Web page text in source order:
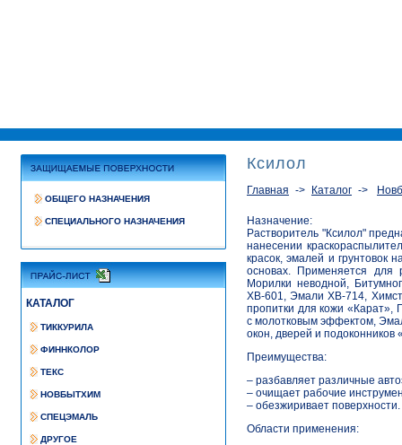
ОБЩЕГО НАЗНАЧЕНИЯ
СПЕЦИАЛЬНОГО НАЗНАЧЕНИЯ
КАТАЛОГ
ТИККУРИЛА
ФИННКОЛОР
ТЕКС
НОВБЫТХИМ
СПЕЦЭМАЛЬ
ДРУГОЕ
Ксилол
Главная Каталог
Назначение:
Растворитель "Ксилол"
нанесении
красок, эмалей и грунтовок
основах. Применяется для
Морилки неводной,
ХВ-601, Эмали ХВ-714,
пропитки для кожи «Карат»,
с молотковым эффектом,
окон, дверей и подоконников
Преимущества:
– разбавляет различные
– очищает рабочие
– обезжиривает поверхности.
Области применения: